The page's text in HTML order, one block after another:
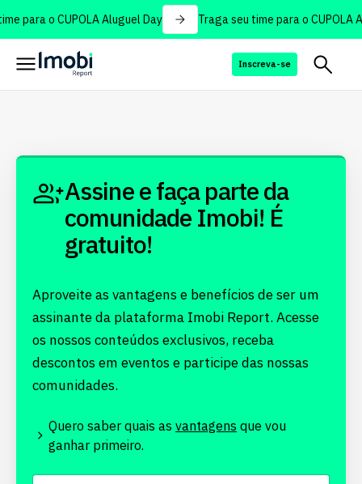
para o CUPOLA Aluguel Day Traga seu time para o CUPOLA
Inscreva-se
Assine e faça parte da
comunidade Imobi! É
gratuito!
Aproveite as vantagens e benefícios de ser um
assinante da plataforma Imobi Report. Acesse
os nossos conteúdos exclusivos, receba
descontos em eventos e participe das nossas
comunidades.
Quero saber quais as vantagens que vou
ganhar primeiro.